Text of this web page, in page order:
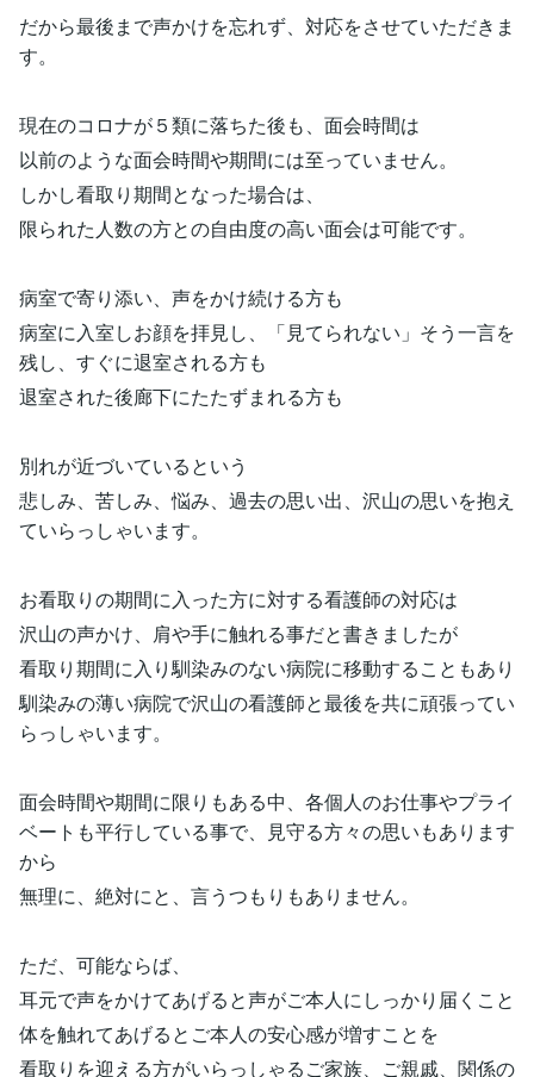
だから最後まで声かけを忘れず、対応をさせていただきま
す。
現在のコロナが５類に落ちた後も、面会時間は
以前のような面会時間や期間には至っていません。
しかし看取り期間となった場合は、
限られた人数の方との自由度の高い面会は可能です。
病室で寄り添い、声をかけ続ける方も
病室に入室しお顔を拝見し、「見てられない」そう一言を
残し、すぐに退室される方も
退室された後廊下にたたずまれる方も
別れが近づいているという
悲しみ、苦しみ、悩み、過去の思い出、沢山の思いを抱え
ていらっしゃいます。
お看取りの期間に入った方に対する看護師の対応は
沢山の声かけ、肩や手に触れる事だと書きましたが
看取り期間に入り馴染みのない病院に移動することもあり
馴染みの薄い病院で沢山の看護師と最後を共に頑張ってい
らっしゃいます。
面会時間や期間に限りもある中、各個人のお仕事やプライ
ベートも平行している事で、見守る方々の思いもあります
から
無理に、絶対にと、言うつもりもありません。
ただ、可能ならば、
耳元で声をかけてあげると声がご本人にしっかり届くこと
体を触れてあげるとご本人の安心感が増すことを
看取りを迎える方がいらっしゃるご家族、ご親戚、関係の